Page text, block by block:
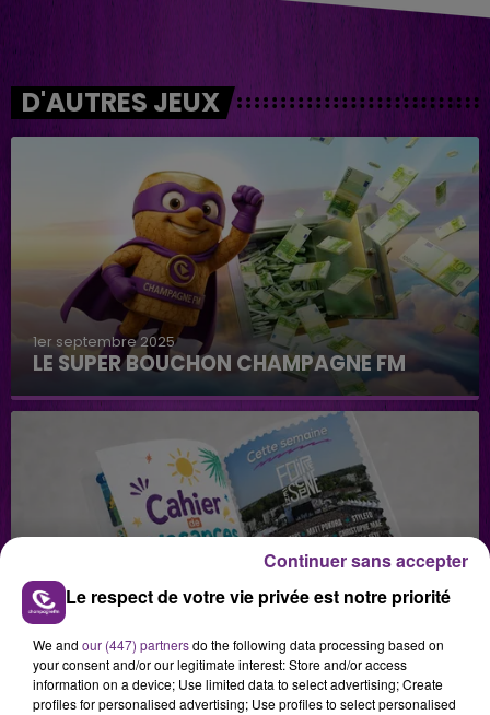
D'AUTRES JEUX
1er septembre 2025
LE SUPER BOUCHON CHAMPAGNE FM
29 juillet 2026
GAGNEZ VOS INVITATIONS VIP POUR LES
CONCERTS DE FOIRE EN SCÈNE 2026
Le respect de votre vie privée est notre priorité
We and our (447) partnersdo the following data processing based on
your consent and/or our legitimate interest: Store and/or access
information on a device; Use limited data to select advertising; Create
profiles for personalised advertising; Use profiles to select personalised
Continuer sans accepter